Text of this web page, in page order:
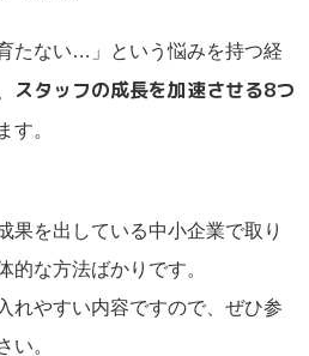
たない…」という悩みを持つ経
スタッフの成長を加速させる8つ
す。
果を出している中小企業で取り
的な方法ばかりです。
れやすい内容ですので、ぜひ参
い。